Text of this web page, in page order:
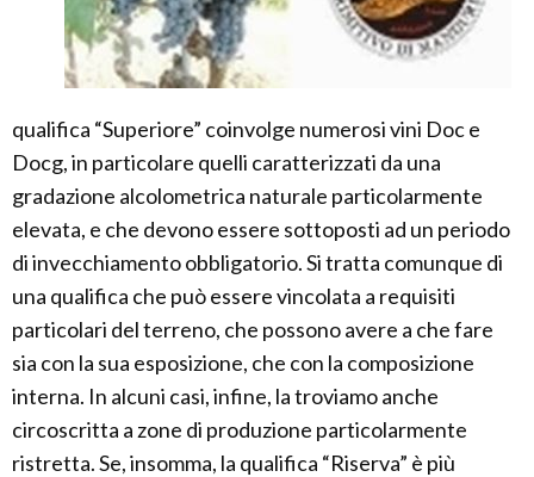
qualifica “Superiore” coinvolge numerosi vini Doc e
Docg, in particolare quelli caratterizzati da una
gradazione alcolometrica naturale particolarmente
elevata, e che devono essere sottoposti ad un periodo
di invecchiamento obbligatorio. Si tratta comunque di
una qualifica che può essere vincolata a requisiti
particolari del terreno, che possono avere a che fare
sia con la sua esposizione, che con la composizione
interna. In alcuni casi, infine, la troviamo anche
circoscritta a zone di produzione particolarmente
ristretta. Se, insomma, la qualifica “Riserva” è più